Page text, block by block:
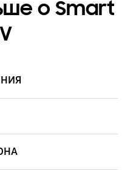
о Smart